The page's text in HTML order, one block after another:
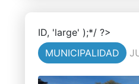
ID, 'large' );*/ ?>
MUNICIPALIDAD